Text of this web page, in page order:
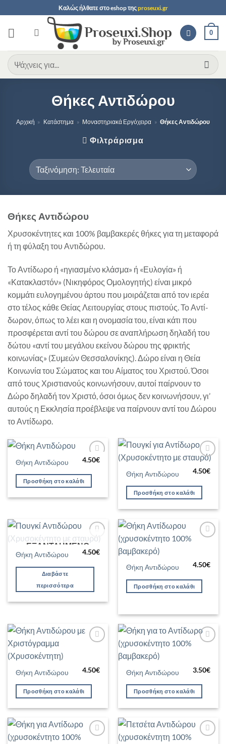
στο
περιεχόμενο
Καλώς ήλθατε στοeshopτηςproseuxi.gr
0
Αναζήτηση
για:
Θήκες Αντιδώρου
Αρχική » Κατάστημα » Μοναστηριακά Εργόχειρα » Θήκες Αντιδώρου
Φιλτράρισμα
Θήκες Αντιδώρου
Χρυσοκέντητες και 100% βαμβακερές θήκες για τη μεταφορά
ή τη φύλαξη του Αντιδώρου.
Το Αντίδωρο ή «ηγιασμένο κλάσμα» ή «Ευλογία» ή
«Κατακλαστόν» (Νικηφόρος Ομολογητής) είναι μικρό
κομμάτι ευλογημένου άρτου που μοιράζεται από τον ιερέα
στο τέλος κάθε Θείας Λειτουργίας στους πιστούς. Το Αντί-
δωρον, όπως το λέει και η ονομασία του, είναι κάτι που
προσφέρεται αντί του δώρου σε αναπλήρωση δηλαδή του
δώτου «αντί του μεγάλου εκείνου δώρου της φρικτής
κοινωνίας» (Συμεών Θεσσαλονίκης). Δώρο είναι η Θεία
Κοινωνία του Σώματος και του Αίματος του Χριστού. Όσοι
από τους Χριστιανούς κοινωνήσουν, αυτοί παίρνουν το
Δώρο δηλαδή τον Χριστό, όσοι όμως δεν κοινωνήσουν, γι’
αυτούς η Εκκλησία προέβλεψε να παίρνουν αντί του Δώρου
το Αντίδωρο.
Προσθήκη
Επιθυμιών
Θήκη Αντιδώρου 4.50€
Προσθήκη στο καλάθι
Προσθήκη
στη Λίστα
Θήκη Αντιδώρου 4.50€
Προσθήκη στο καλάθι
Προσθήκη
στη Λίστα
ΕΞΑΝΤΛΗΜΈΝΟ
Θήκη Αντιδώρου 4.50€
Διαβάστε
περισσότερα
Θήκη Αντιδώρου 4.50€
Προσθήκη στο καλάθι
Θήκη Αντιδώρου 4.50€
Προσθήκη στο καλάθι
Θήκη Αντιδώρου 3.50€
Προσθήκη στο καλάθι